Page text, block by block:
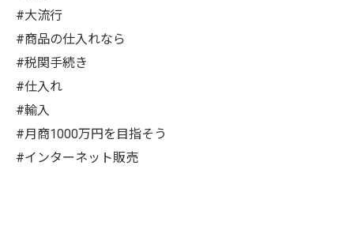
#大流行
#商品の仕入れなら
#税関手続き
#仕入れ
#輸入
#月商1000万円を目指そう
#インターネット販売